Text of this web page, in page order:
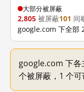
大部分被屏蔽
2,805 被屏蔽101 间
google.com 下全部
google.com 下各
个被屏蔽，1 个可